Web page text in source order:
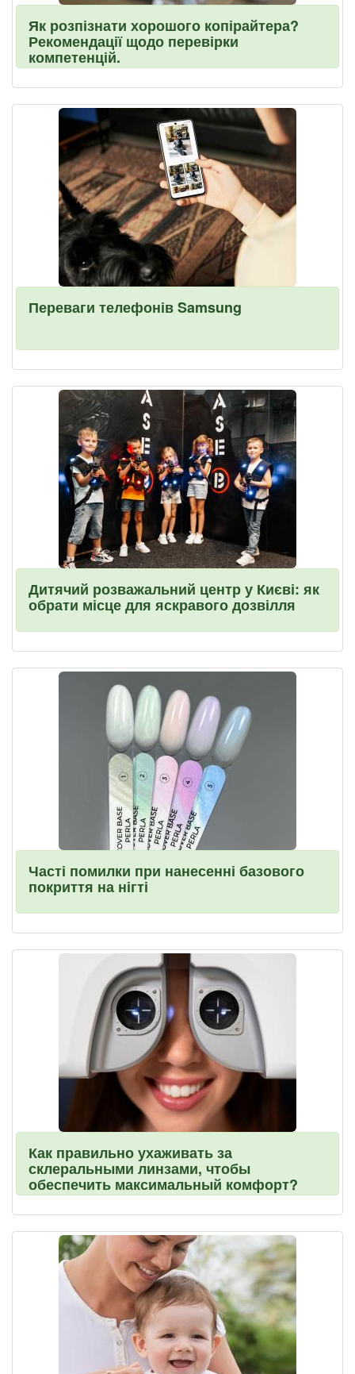
Як розпізнати хорошого копірайтера?
Рекомендації щодо перевірки
компетенцій.
Переваги телефонів Samsung
Дитячий розважальний центр у Києві: як
обрати місце для яскравого дозвілля
Часті помилки при нанесенні базового
покриття на нігті
Как правильно ухаживать за
склеральными линзами, чтобы
обеспечить максимальный комфорт?